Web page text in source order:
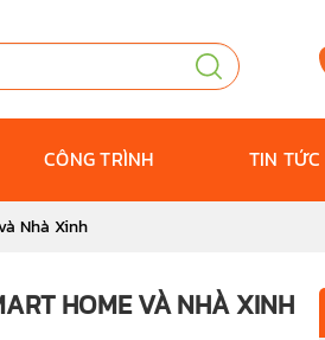
CÔNG TRÌNH TIN TỨC
Nhà Xinh
HOME VÀ NHÀ XINH